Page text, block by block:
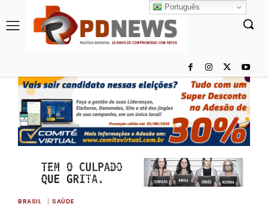
BRASIL SAÚDE
Português